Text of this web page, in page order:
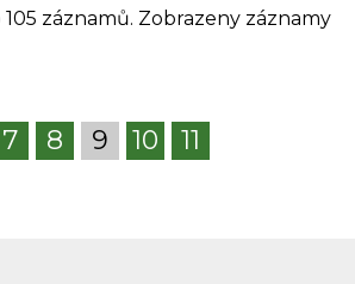
záznamů. Zobrazeny záznamy
7 8 9 10 11